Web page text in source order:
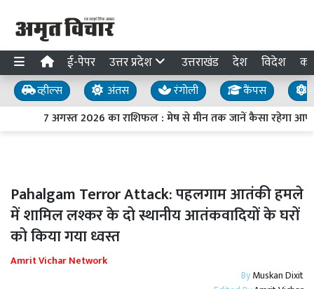
ई-पेपर उत्तर प्रदेश उत्तराखंड देश विदेश
व्हील्स अंतस रंगोली कैंपस
7 अगस्त 2026 का राशिफल : मेष से मीन तक जानें कैसा रहेगा
Pahalgam Terror Attack: पहलगाम आतंकी हमले
में शामिल लश्कर के दो स्थानीय आतंकवादियों के घरों
को किया गया ध्वस्त
Amrit Vichar Network
ByMuskan Dixit